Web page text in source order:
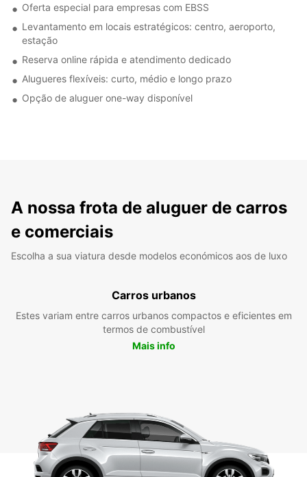
Oferta especial para empresas com EBSS
Levantamento em locais estratégicos: centro, aeroporto,
estação
Reserva online rápida e atendimento dedicado
Alugueres flexíveis: curto, médio e longo prazo
Opção de aluguer one-way disponível
A nossa frota de aluguer de carros
e comerciais
Escolha a sua viatura desde modelos económicos aos de luxo
Carros urbanos
Estes variam entre carros urbanos compactos e eficientes em
termos de combustível
Mais info